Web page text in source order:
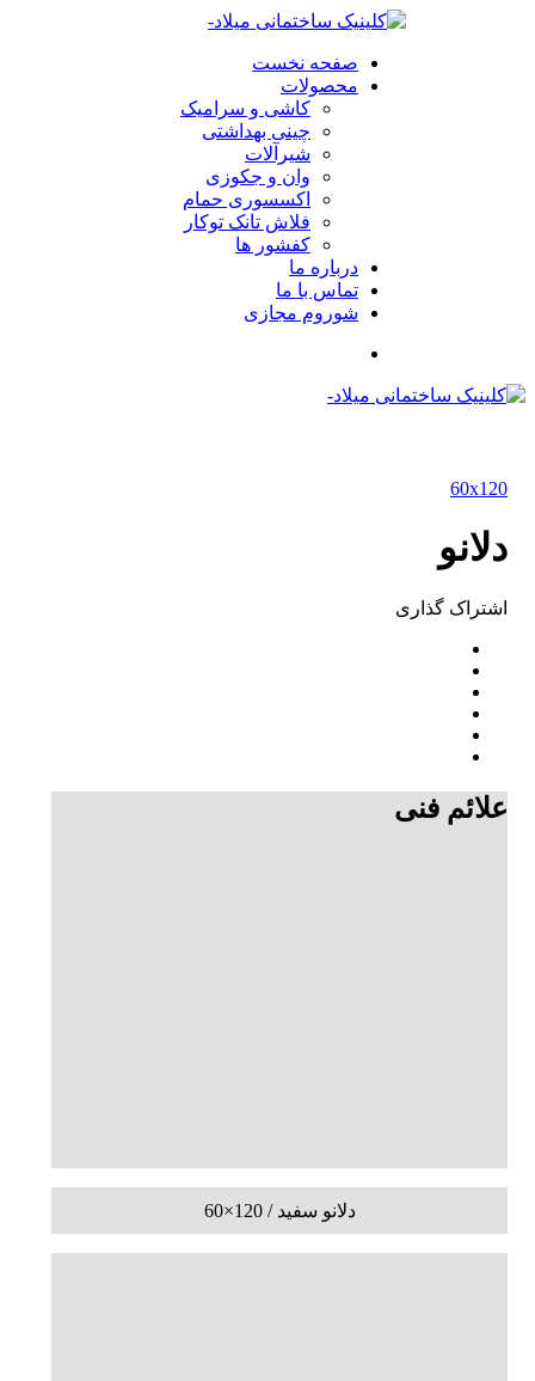
صفحه نخست
محصولات
کاشی و سرامیک
چینی بهداشتی
شیرآلات
وان و جکوزی
اکسسوری حمام
فلاش تانک توکار
کفشور ها
درباره ما
تماس با ما
شوروم مجازی
60x120
دلانو
اشتراک ‌گذاری
علائم فنی
دلانو سفید / 120×60